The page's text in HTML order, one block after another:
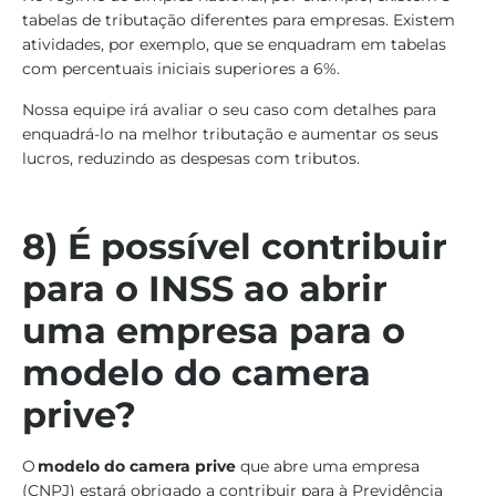
tabelas de tributação diferentes para empresas. Existem
atividades, por exemplo, que se enquadram em tabelas
com percentuais iniciais superiores a 6%.
Nossa equipe irá avaliar o seu caso com detalhes para
enquadrá-lo na melhor tributação e aumentar os seus
lucros, reduzindo as despesas com tributos.
8) É possível contribuir
para o INSS ao abrir
uma empresa para o
modelo do camera
prive?
O modelo do camera prive que abre uma empresa
(CNPJ) estará obrigado a contribuir para à Previdência